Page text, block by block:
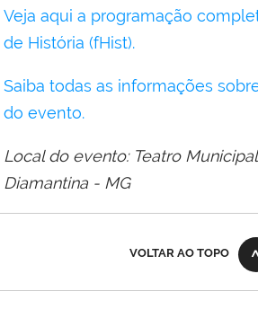
Veja aqui a programação
de História (fHist).
Saiba todas as informações
do evento.
Local do evento: Teatro
Diamantina - MG
VOLTAR AO TOPO